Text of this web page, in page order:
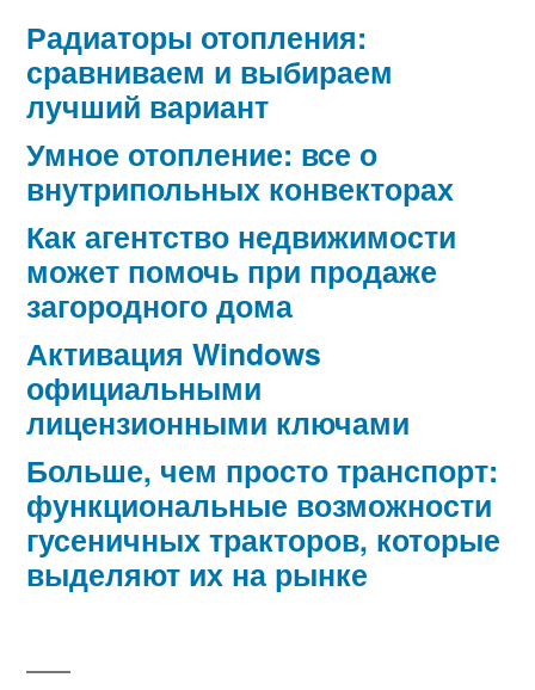
Радиаторы отопления:
сравниваем и выбираем
лучший вариант
Умное отопление: все о
внутрипольных конвекторах
Как агентство недвижимости
может помочь при продаже
загородного дома
Активация Windows
официальными
лицензионными ключами
Больше, чем просто транспорт:
функциональные возможности
гусеничных тракторов, которые
выделяют их на рынке